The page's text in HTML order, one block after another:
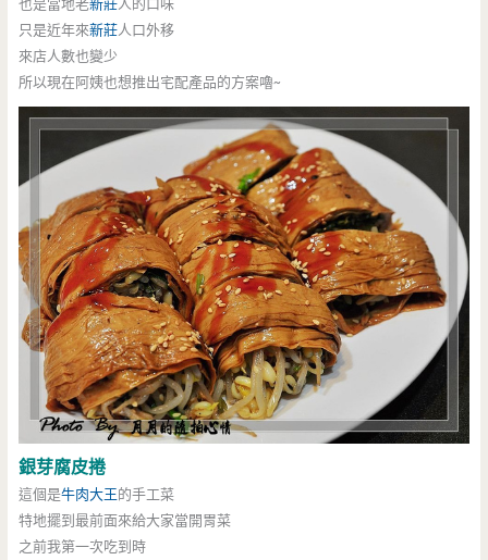
只是近年來新莊人口外移
來店人數也變少
所以現在阿姨也想推出宅配產品的方案嚕~
銀芽腐皮捲
這個是牛肉大王的手工菜
特地擺到最前面來給大家當開胃菜
之前我第一次吃到時